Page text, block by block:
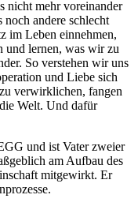
nicht mehr voreinander
andere schlecht
im Leben einnehmen,
und lernen, was wir zu
So verstehen wir uns
und Liebe sich
verwirklichen, fangen
Welt. Und dafür
und ist Vater zweier
am Aufbau des
mitgewirkt. Er